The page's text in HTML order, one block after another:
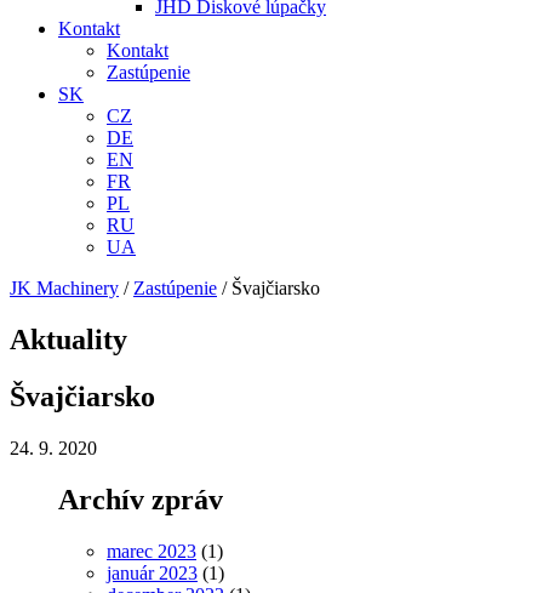
JHD Diskové lúpačky
Kontakt
Kontakt
Zastúpenie
SK
CZ
DE
EN
FR
PL
RU
UA
JK Machinery / Zastúpenie / Švajčiarsko
Aktuality
Švajčiarsko
24. 9. 2020
Archív zpráv
marec 2023 (1)
január 2023 (1)